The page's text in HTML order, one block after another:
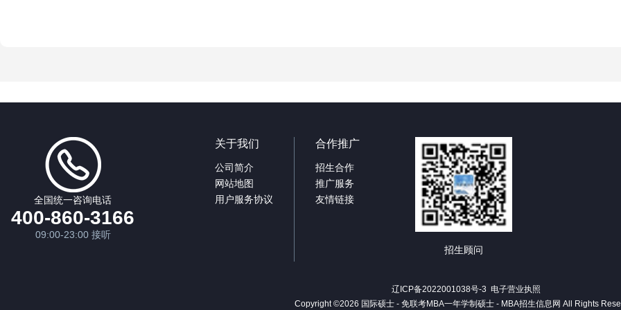
全国统一咨询电话
400-860-3166
09:00-23:00 接听
关于我们
公司简介
网站地图
用户服务协议
合作推广
招生合作
推广服务
友情链接
招生顾问
辽ICP备2022001038号-3 电子营业执照
Copyright ©2026 国际硕士 - 免联考MBA一年学制硕士 - MBA招生信息网 All Rights